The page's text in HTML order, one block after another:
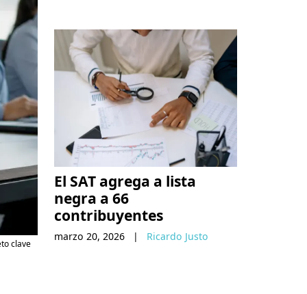
clave
El SAT agrega a lista
negra a 66
contribuyentes
marzo 20, 2026 | Ricardo Justo